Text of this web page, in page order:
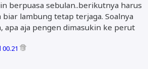
berpuasa sebulan..berikutnya harus
lambung tetap terjaga. Soalnya
apa aja pengen dimasukin ke perut